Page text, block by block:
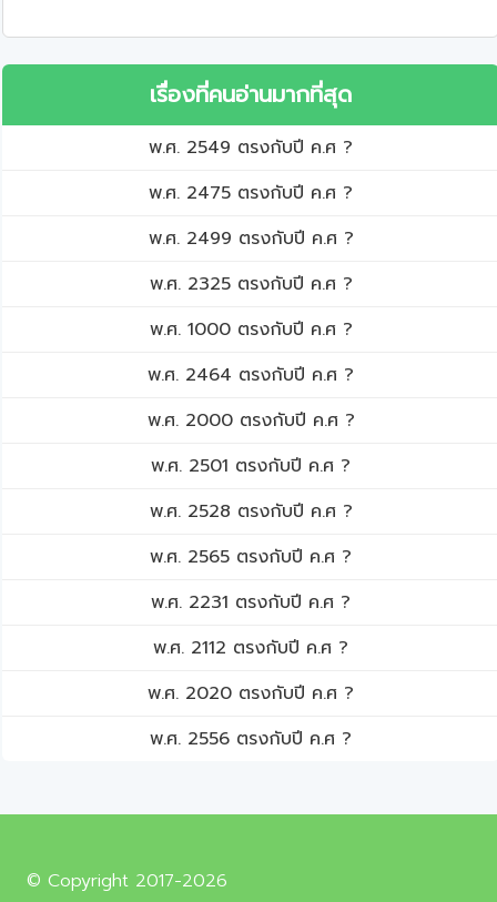
เรื่องที่คนอ่านมากที่สุด
พ.ศ. 2549 ตรงกับปี ค.ศ ?
พ.ศ. 2475 ตรงกับปี ค.ศ ?
พ.ศ. 2499 ตรงกับปี ค.ศ ?
พ.ศ. 2325 ตรงกับปี ค.ศ ?
พ.ศ. 1000 ตรงกับปี ค.ศ ?
พ.ศ. 2464 ตรงกับปี ค.ศ ?
พ.ศ. 2000 ตรงกับปี ค.ศ ?
พ.ศ. 2501 ตรงกับปี ค.ศ ?
พ.ศ. 2528 ตรงกับปี ค.ศ ?
พ.ศ. 2565 ตรงกับปี ค.ศ ?
พ.ศ. 2231 ตรงกับปี ค.ศ ?
พ.ศ. 2112 ตรงกับปี ค.ศ ?
พ.ศ. 2020 ตรงกับปี ค.ศ ?
พ.ศ. 2556 ตรงกับปี ค.ศ ?
© Copyright 2017-2026